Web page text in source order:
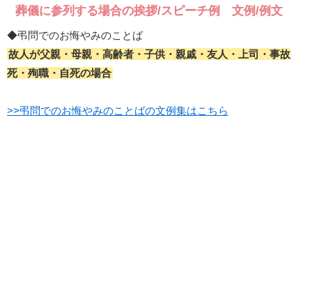
葬儀に参列する場合の挨拶/スピーチ例 文例/例文
◆弔問でのお悔やみのことば
故人が父親・母親・高齢者・子供・親戚・友人・上司・事故
死・殉職・自死の場合
>>弔問でのお悔やみのことばの文例集はこちら